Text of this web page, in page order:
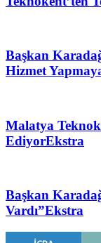
Başkan
Hizmet
Malatya
EdiyorEkstra
Başkan
Vardı”Ekstra